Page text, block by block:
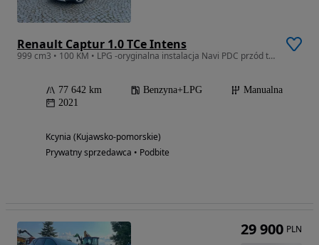
Renault Captur 1.0 TCe Intens
999 cm3 • 100 KM • LPG -oryginalna instalacja Navi PDC przód tył Zadbany
77 642 km Benzyna+LPG
Manualna
2021
Kcynia (Kujawsko-pomorskie)
Prywatny sprzedawca • Podbite
29 900 PLN